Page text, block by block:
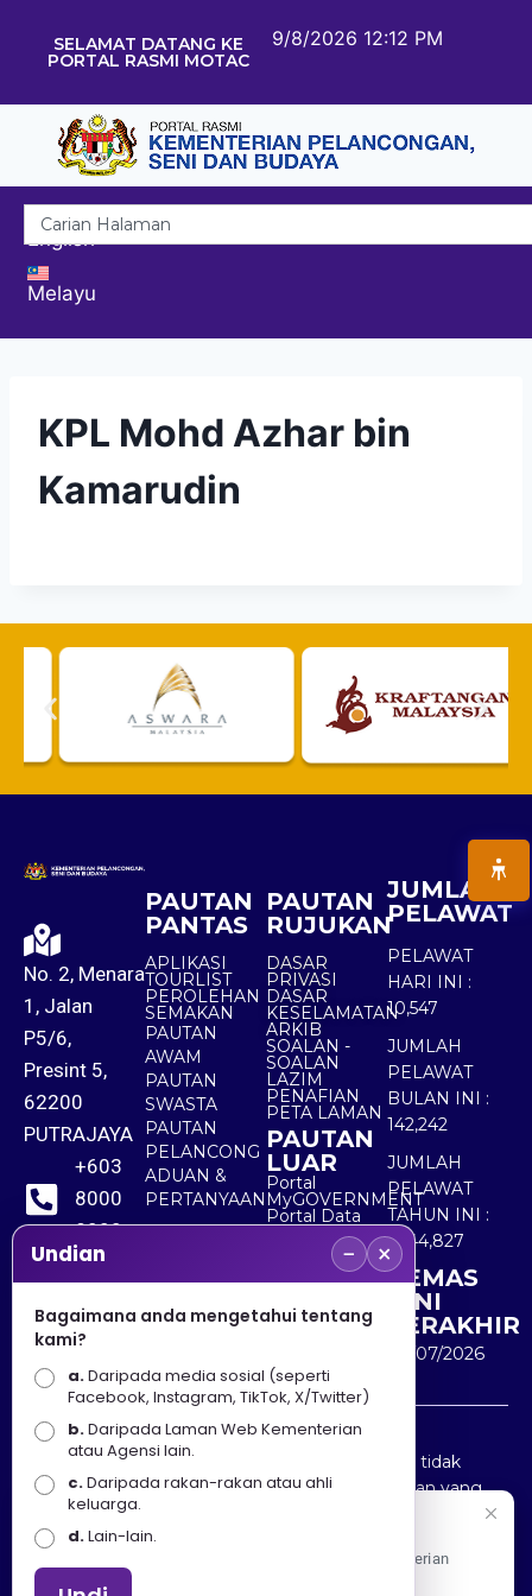
SELAMAT DATANG KE
PORTAL RASMI MOTAC
9/8/2026 12:12 PM
English
Melayu
KPL Mohd Azhar bin
Kamarudin
No. 2, Menara
1, Jalan
P5/6,
Presint 5,
62200
PUTRAJAYA
+603
8000
8000
+603
8891
7100
PAUTAN
PANTAS
APLIKASI
TOURLIST
PEROLEHAN
SEMAKAN
PAUTAN
AWAM
PAUTAN
SWASTA
PAUTAN
PELANCONG
ADUAN &
PERTANYAAN
PAUTAN
RUJUKAN
DASAR
PRIVASI
DASAR
KESELAMATAN
ARKIB
SOALAN -
SOALAN
LAZIM
PENAFIAN
PETA LAMAN
PAUTAN
LUAR
Portal
MyGOVERNMENT
Portal Data
Terbuka
Sektor Awam
JUMLAH
PELAWAT
PELAWAT
HARI INI :
10,547
JUMLAH
PELAWAT
BULAN INI :
142,242
JUMLAH
PELAWAT
TAHUN INI :
5,544,827
KEMAS
KINI
TERAKHIR
30/07/2026
Penafian : Kerajaan Malaysia dan Kementerian
Pelancongan Seni dan Budaya (MOTAC) adalah tidak
bertanggungjawab atas kehilangan atau kerugian yang
disebabkan oleh penggunaan mana-mana maklumat
yang diperolehi dari portal ini.
Undian − ×
Bagaimana anda mengetahui tentang
kami?
a.Daripada media sosial (seperti
Facebook, Instagram, TikTok, X/Twitter)
b.Daripada Laman Web Kementerian
atau Agensi lain.
c.Daripada rakan-rakan atau ahli
keluarga.
d.Lain-lain.
Apa Khabar! Selamat datang ke Portal Rasmi Kementerian
Pelancongan, Seni dan Budaya